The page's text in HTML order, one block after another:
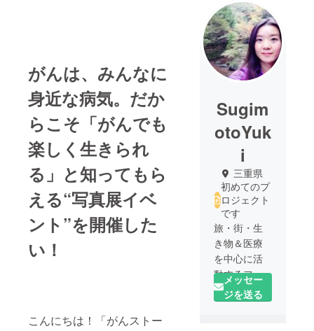
がんは、みんなに
身近な病気。だか
らこそ「がんでも
楽しく生きられ
る」と知ってもら
える“写真展イベ
ント”を開催した
い！
こんにちは！「がんストー
Sugim
otoYuk
i
三重県
初めてのプ
ロジェクト
です
旅・街・生
き物＆医療
を中心に活
動するフォ
トグラ
ファー/ライ
メッセー
ジを送る